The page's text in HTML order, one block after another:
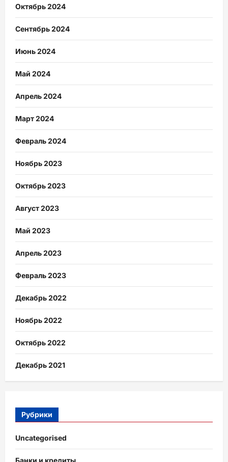
Октябрь 2024
Сентябрь 2024
Июнь 2024
Май 2024
Апрель 2024
Март 2024
Февраль 2024
Ноябрь 2023
Октябрь 2023
Август 2023
Май 2023
Апрель 2023
Февраль 2023
Декабрь 2022
Ноябрь 2022
Октябрь 2022
Декабрь 2021
Рубрики
Uncategorised
Банки и кредиты